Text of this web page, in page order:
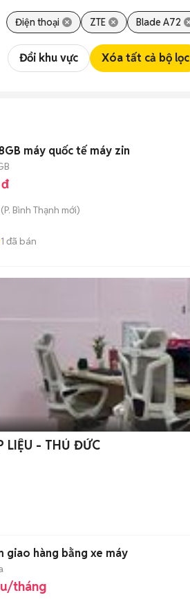
Điện thoại ZTE Blade A72
Đổi khu vực Xóa tất cả bộ lọc
máy quốc tế máy zin
(P. Bình Thạnh mới)
1 đã bán
LIỆU - THỦ ĐỨC
giao hàng bằng xe máy
tháng